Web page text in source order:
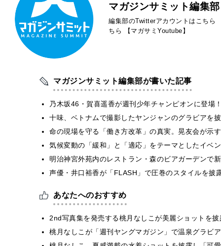
マガジンサミット編集部
編集部のTwitterアカウントはこちら
ちら
【マガサミYoutube】
マガジンサミット編集部が書いた記事
乃木坂46・賀喜遥香が週刊少年チャンピオンに登
十味、ベトナムで撮影したヤンジャンのグラビアを
命の現場を守る「働き方改革」の真実。晃友会が示
気候変動の「緩和」と「適応」をテーマとしたイベ
明治神宮外苑内のレストラン・森のビアガーデンで
声優・井口裕香が「FLASH」で圧巻のスタイルを
あなたへのおすすめ
2nd写真集を発売する桃月なしこが美麗ショットを
桃月なしこが「週刊ヤングマガジン」で温泉グラビ